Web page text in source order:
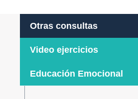
Otras consultas
Video ejercicios
Educación Emocional